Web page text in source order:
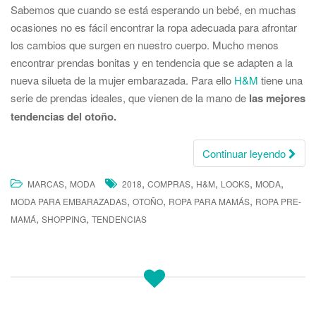
Sabemos que cuando se está esperando un bebé, en muchas
ocasiones no es fácil encontrar la ropa adecuada para afrontar
los cambios que surgen en nuestro cuerpo. Mucho menos
encontrar prendas bonitas y en tendencia que se adapten a la
nueva silueta de la mujer embarazada. Para ello H&M tiene una
serie de prendas ideales, que vienen de la mano de las mejores
tendencias del otoño.
Continuar leyendo
MARCAS, MODA 2018, COMPRAS, H&M, LOOKS, MODA,
MODA PARA EMBARAZADAS, OTOÑO, ROPA PARA MAMÁS, ROPA PRE-
MAMÁ, SHOPPING, TENDENCIAS